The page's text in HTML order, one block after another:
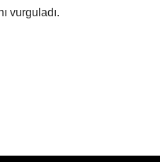
vurguladı.